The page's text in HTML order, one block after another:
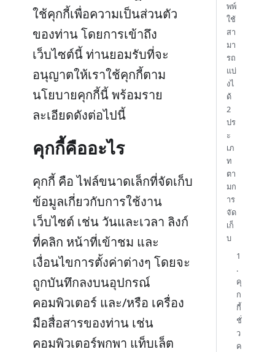
ใช้คุกกี้เพื่อความเป็นส่วนตัว
ของท่าน โดยการเข้าถึง
เว็บไซต์นี้ ท่านยอมรับที่จะ
อนุญาตให้เราใช้คุกกี้ตาม
นโยบายคุกกี้นี้ พร้อมราย
ละเอียดดังต่อไปนี้
คุกกี้คืออะไร
คุกกี้ คือ ไฟล์ขนาดเล็กที่จัดเก็บ
ข้อมูลเกี่ยวกับการใช้งาน
เว็บไซต์ เช่น วันและเวลา ลิงก์
ที่คลิก หน้าที่เข้าชม และ
เงื่อนไขการตั้งค่าต่างๆ โดยจะ
ถูกบันทึกลงบนอุปกรณ์
คอมพิวเตอร์ และ/หรือ เครื่อง
มือสื่อสารของท่าน เช่น
คอมพิวเตอร์พกพา แท็บเล็ต
พพ์
ใช้
สา
มา
รถ
แบ่
งไ
ด้
2
ปร
ะ
เภ
ท
ตา
มก
าร
จัด
เก็
บ
1
.
คุ
ก
กี้
ชั่
ว
ค